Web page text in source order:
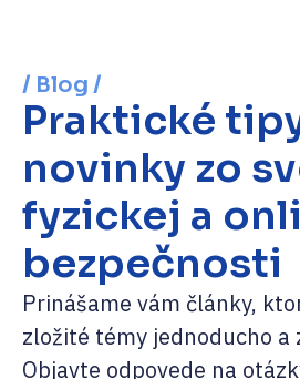
/ Blog /
Praktické
novinky zo
fyzickej a
bezpečnosti
Prinášame vám články,
zložité témy jednoducho a
Objavte odpovede na